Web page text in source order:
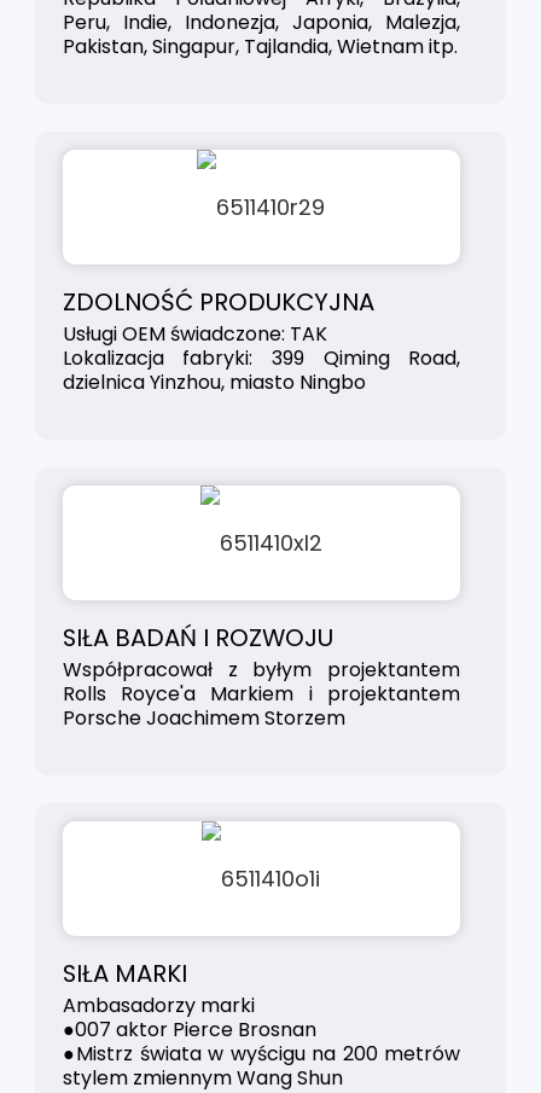
Peru, Indie, Indonezja, Japonia, Malezja,
Pakistan, Singapur, Tajlandia, Wietnam itp.
ZDOLNOŚĆ PRODUKCYJNA
Usługi OEM świadczone: TAK
Lokalizacja fabryki: 399 Qiming Road,
dzielnica Yinzhou, miasto Ningbo
SIŁA BADAŃ I ROZWOJU
Współpracował z byłym projektantem
Rolls Royce'a Markiem i projektantem
Porsche Joachimem Storzem
SIŁA MARKI
Ambasadorzy marki
●007 aktor Pierce Brosnan
●Mistrz świata w wyścigu na 200 metrów
stylem zmiennym Wang Shun